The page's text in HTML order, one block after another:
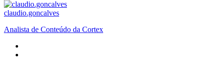
claudio.goncalves
Analista de Conteúdo da Cortex